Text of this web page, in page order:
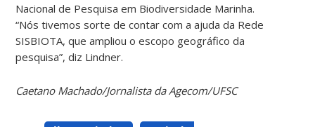
Nacional de Pesquisa em Biodiversidade Marinha.
“Nós tivemos sorte de contar com a ajuda da Rede
SISBIOTA, que ampliou o escopo geográfico da
pesquisa”, diz Lindner.
Caetano Machado/Jornalista da Agecom/UFSC